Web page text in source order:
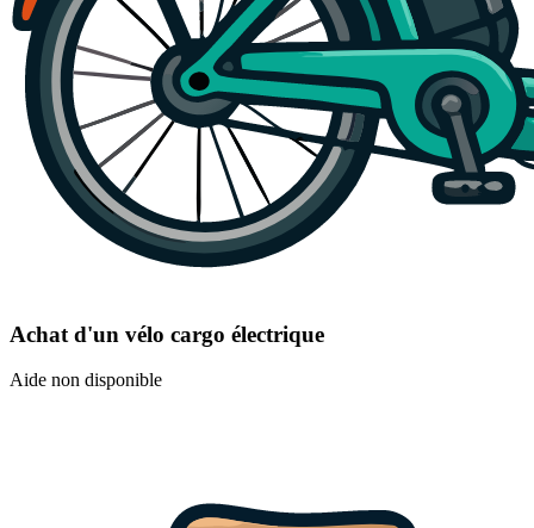
Achat d'un vélo cargo électrique
Aide non disponible